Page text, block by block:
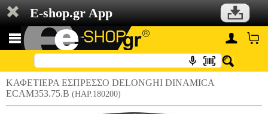
E-shop.gr App
ΚΑΦΕΤΙΕΡΑ ΕΣΠΡΕΣΣΟ DELONGHI DINAMICA
ECAM353.75.B (HAP.180200)